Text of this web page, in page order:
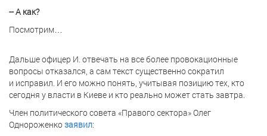
-- А как?
Посмотрим…
Дальше офицер И. отвечать на все более провокационные
вопросы отказался, а сам текст существенно сократил
и исправил. И его можно понять, учитывая позицию тех, кто
сегодня у власти в Киеве и кто реально может стать завтра.
Член политического совета «Правого сектора» Олег
Однороженкозаявил: